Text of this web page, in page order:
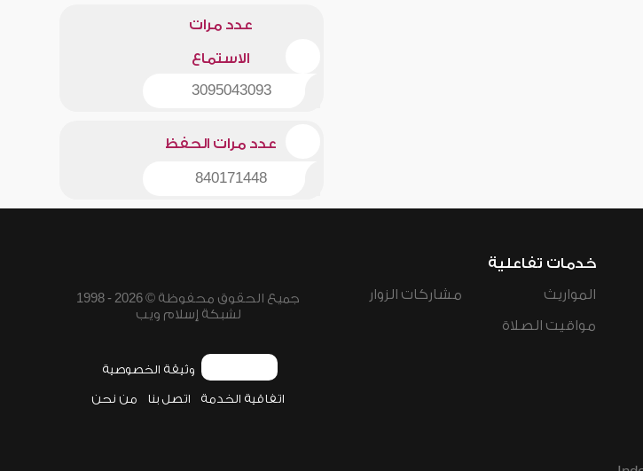
عدد مرات
الاستماع
3095043093
عدد مرات الحفظ
840171448
خدمات تفاعلية
المواريث
مواقيت الصلاة
مشاركات الزوار
جميع الحقوق محفوظة © 2026 - 1998
لشبكة إسلام ويب
وثيقة الخصوصية
اتفاقية الخدمة اتصل بنا من نحن